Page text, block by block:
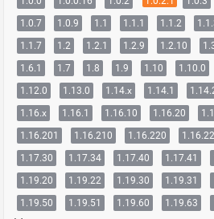
1.0.7
1.0.9 1.1 1.1.1 1.1.2
1.1.7
1.2 1.2.1 1.2.9 1.2.10
1.6.1
1.7 1.8 1.9 1.10 1.10.0
1.12.0
1.13.0 1.14.x 1.14.1
1.16.x
1.16.1 1.16.10 1.16.20
1.16.201
1.16.210 1.16.220
1.17.30
1.17.34 1.17.40 1.17.41
1.19.20
1.19.22 1.19.30 1.19.31
1.19.50
1.19.51 1.19.60 1.19.63